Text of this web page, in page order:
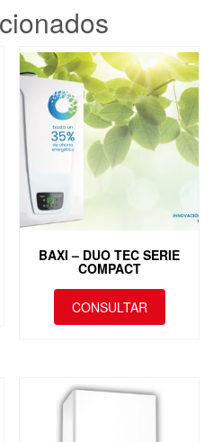
BAXI – DUO TEC SERIE
COMPACT
CONSULTAR
múltiples